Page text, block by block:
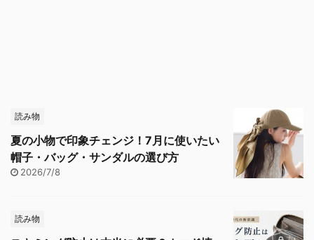
読み物
夏の小物で印象チェンジ！7月に使いたい
帽子・バッグ・サンダルの選び方
2026/7/8
読み物